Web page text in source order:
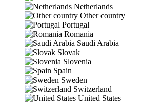
Netherlands
Other country
Portugal
Romania
Saudi Arabia
Slovak
Slovenia
Spain
Sweden
Switzerland
United States